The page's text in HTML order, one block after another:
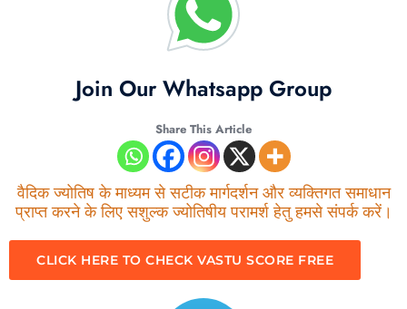
Join Our Whatsapp Group
Share This Article
वैदिक ज्योतिष के माध्यम से सटीक मार्गदर्शन और व्यक्तिगत समाधान
प्राप्त करने के लिए सशुल्क ज्योतिषीय परामर्श हेतु हमसे संपर्क करें।
CLICK HERE TO CHECK VASTU SCORE FREE